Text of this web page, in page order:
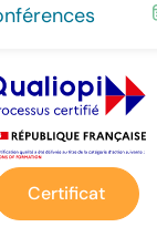
Certificat